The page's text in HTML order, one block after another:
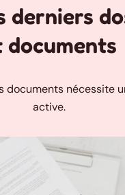
derniers
documents
documents nécessite
active.